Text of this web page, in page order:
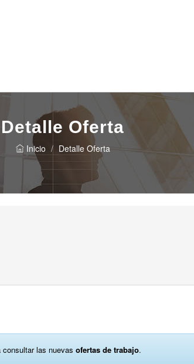
Detalle Oferta
Inicio Detalle Oferta
las nuevas ofertas de trabajo.